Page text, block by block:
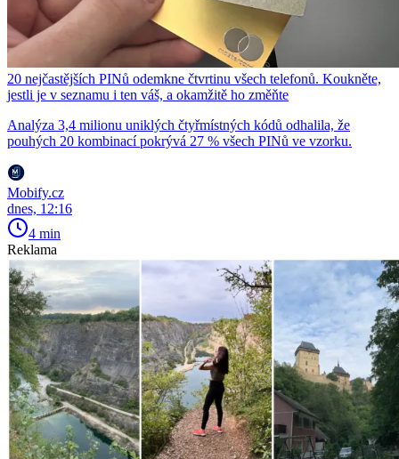
20 nejčastějších PINů odemkne čtvrtinu všech telefonů. Koukněte,
jestli je v seznamu i ten váš, a okamžitě ho změňte
Analýza 3,4 milionu uniklých čtyřmístných kódů odhalila, že
pouhých 20 kombinací pokrývá 27 % všech PINů ve vzorku.
Mobify.cz
dnes, 12:16
4 min
Reklama